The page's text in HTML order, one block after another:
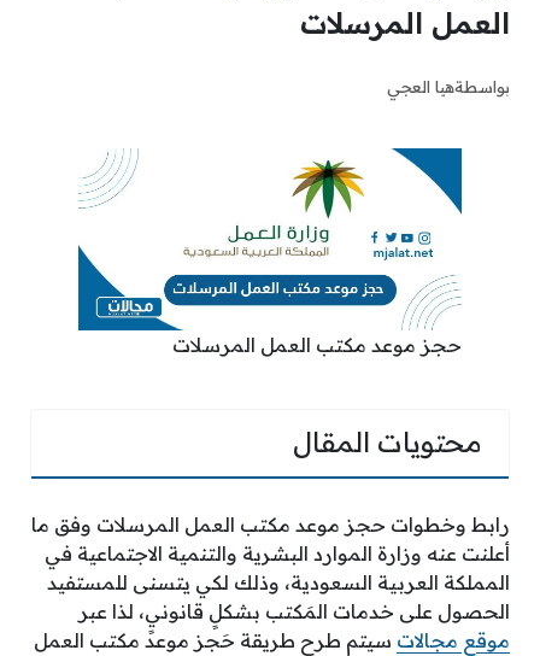
العمل المرسلات
بواسطةهيا العجي
حجز موعد مكتب العمل المرسلات
محتويات المقال
رابط وخطوات حجز موعد مكتب العمل المرسلات وفق ما
أعلنت عنه وزارة الموارد البشرية والتنمية الاجتماعية في
المملكة العربية السعودية، وذلك لكي يتسنى للمستفيد
الحصول على خدمات المَكتب بشكلٍ قانونيٍ، لذا عبر
موقع مجالات سيتم طرح طريقة حَجز موعد مكتب العمل